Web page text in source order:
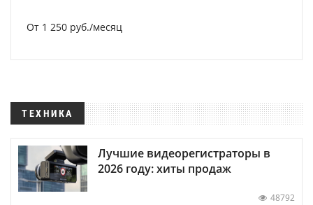
От 1 250 руб./месяц
ТЕХНИКА
Лучшие видеорегистраторы в
2026 году: хиты продаж
48792